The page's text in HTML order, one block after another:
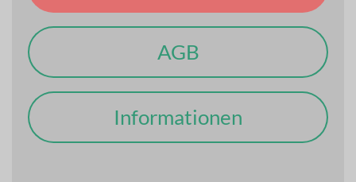
AGB
Informationen